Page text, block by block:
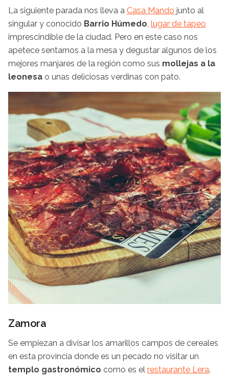
La siguiente parada nos lleva a Casa Mando junto al
singular y conocido Barrio Húmedo lugar de tapeo
imprescindible de la ciudad. Pero en este caso nos
apetece sentarnos a la mesa y degustar algunos de los
mejores manjares de la región como sus mollejas a la
leonesa o unas deliciosas verdinas con pato.
Zamora
Se empiezan a divisar los amarillos campos de cereales
en esta provincia donde es un pecado no visitar un
templo gastronómico como es el restaurante Lera.